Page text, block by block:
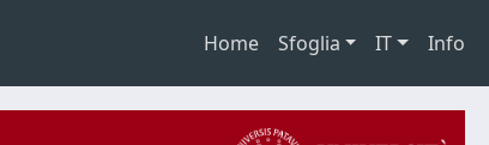
Home Sfoglia IT Info